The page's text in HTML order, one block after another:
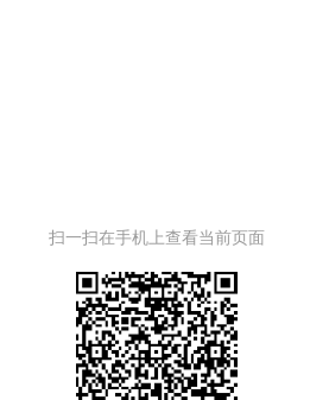
扫一扫在手机上查看当前页面